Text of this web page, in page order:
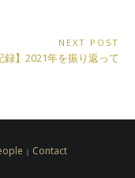
NEXT POST
録】2021年を振り返って
Contact